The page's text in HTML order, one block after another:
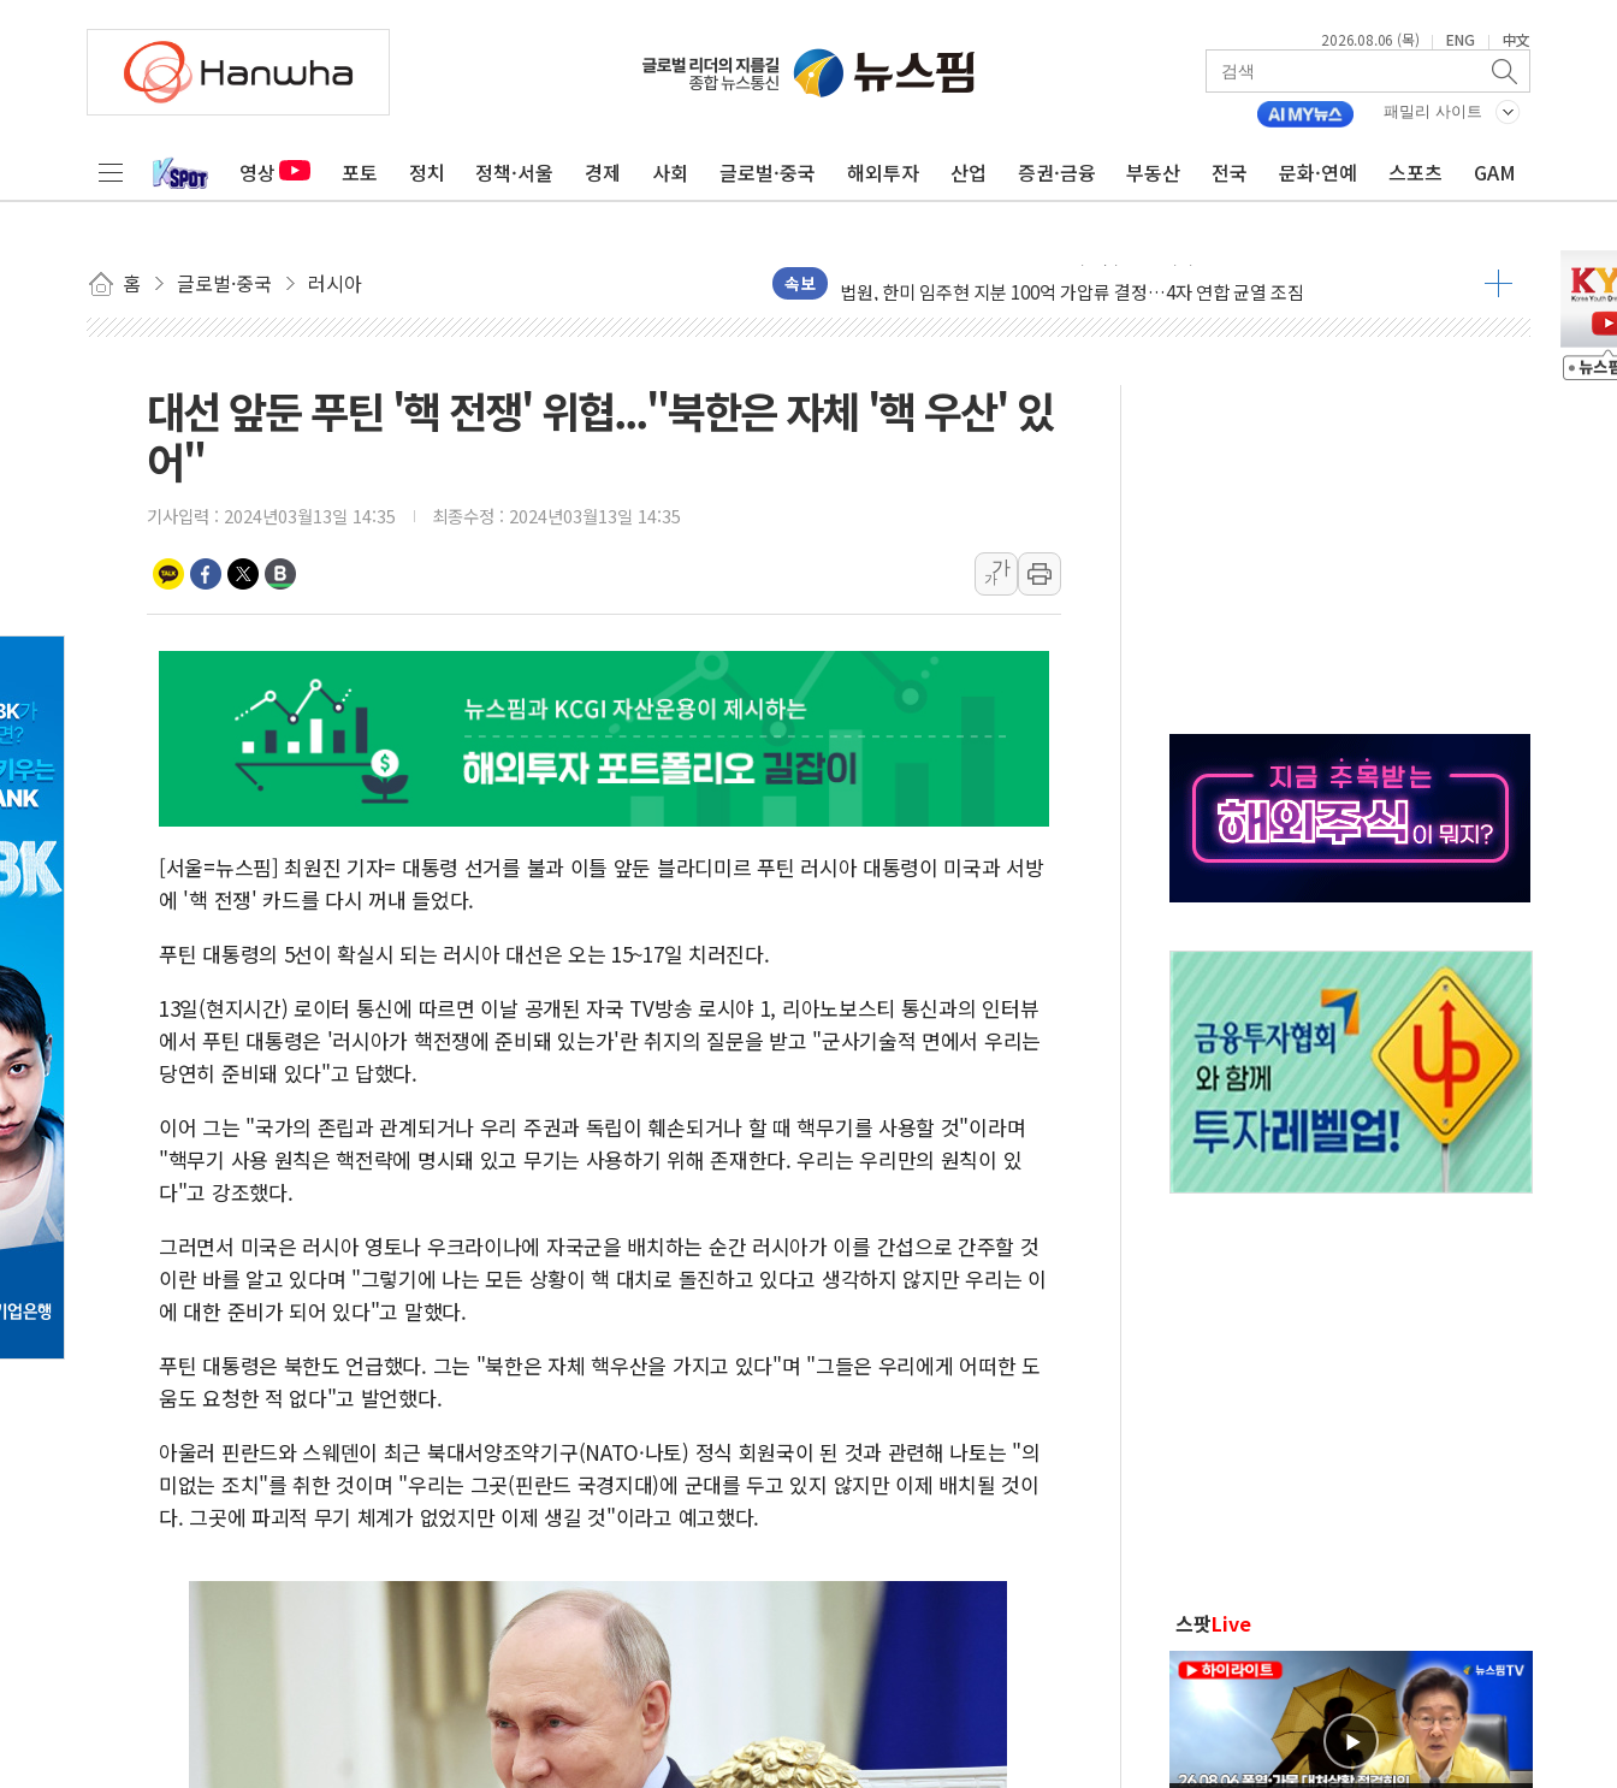
2026.08.06 (목) | ENG | 中文
패밀리 사이트
영상 포토 정치 정책·서울 경제 사회 글로벌·중국 해외투자 산업 증권·금융 부동산 전국 문화·연예 스포츠 GAM
홈 글로벌·중국 러시아 속보
인도, 차량 간 통신시스템 장착 의무화 추진..."업계 성장 저해" 우려도
무역선부터 요트까지...관세청, 해상 마약밀수 '3중 차단'
서연컴퍼니, 시드 투자 유치…일본·동남아 사업 확대
법원, 한미 임주현 지분 100억 가압류 결정…4자 연합 균열 조짐
엔씨, '게임스컴 2026'서 글로벌 신작 라인업 공개
[AI 카드뉴스] 어린이집·유치원 비상! 수족구병이 다시 유행합니다.
운수업·기업활동 '원스톱'으로...데이터처, 기업 3만1000곳 경제통계조사
정부, 한화오션·에코프로비엠 등 '슈퍼을' 5곳 선정...소부장 핵심기업 추가 육성
국표원, 해외직구 물놀이기구·유아용품 등 94개 제품 안전기준 '부적합'
'달라진 임신·출산·육아 지원 한눈에'…인사처, 공무원 인사제도 안내서 발간
부모가 정부24에서 자녀 출입국증명서 발급…7일부터 온라인 대리 신청 가능
소방청, 전국 시·도 구급과장 회의…중증환자 이송체계 전국 확대 점검
대선 앞둔 푸틴 '핵 전쟁' 위협..."북한은 자체 '핵 우산' 있
어"
기사입력 : 2024년03월13일 14:35 최종수정 : 2024년03월13일 14:35
가
가
[서울=뉴스핌] 최원진 기자= 대통령 선거를 불과 이틀 앞둔 블라디미르 푸틴 러시아 대통령이 미국과 서방
에 '핵 전쟁' 카드를 다시 꺼내 들었다.
푸틴 대통령의 5선이 확실시 되는 러시아 대선은 오는 15~17일 치러진다.
13일(현지시간) 로이터 통신에 따르면 이날 공개된 자국 TV방송 로시야 1, 리아노보스티 통신과의 인터뷰
에서 푸틴 대통령은 '러시아가 핵전쟁에 준비돼 있는가'란 취지의 질문을 받고 "군사기술적 면에서 우리는
당연히 준비돼 있다"고 답했다.
이어 그는 "국가의 존립과 관계되거나 우리 주권과 독립이 훼손되거나 할 때 핵무기를 사용할 것"이라며
"핵무기 사용 원칙은 핵전략에 명시돼 있고 무기는 사용하기 위해 존재한다. 우리는 우리만의 원칙이 있
다"고 강조했다.
그러면서 미국은 러시아 영토나 우크라이나에 자국군을 배치하는 순간 러시아가 이를 간섭으로 간주할 것
이란 바를 알고 있다며 "그렇기에 나는 모든 상황이 핵 대치로 돌진하고 있다고 생각하지 않지만 우리는 이
에 대한 준비가 되어 있다"고 말했다.
푸틴 대통령은 북한도 언급했다. 그는 "북한은 자체 핵우산을 가지고 있다"며 "그들은 우리에게 어떠한 도
움도 요청한 적 없다"고 발언했다.
아울러 핀란드와 스웨덴이 최근 북대서양조약기구(NATO·나토) 정식 회원국이 된 것과 관련해 나토는 "의
미없는 조치"를 취한 것이며 "우리는 그곳(핀란드 국경지대)에 군대를 두고 있지 않지만 이제 배치될 것이
다. 그곳에 파괴적 무기 체계가 없었지만 이제 생길 것"이라고 예고했다.
스팟Live